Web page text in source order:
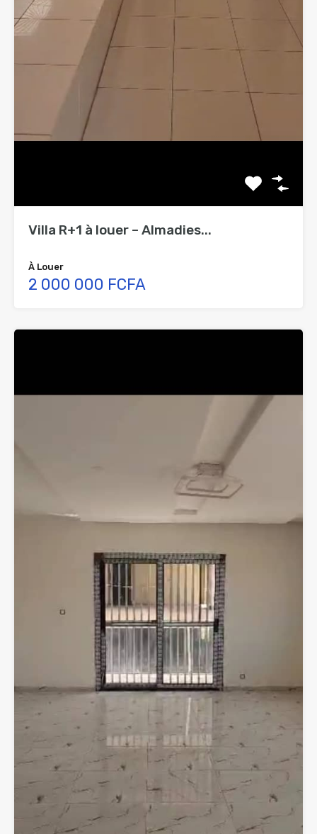
Villa R+1 à louer – Almadies...
À Louer
2 000 000 FCFA